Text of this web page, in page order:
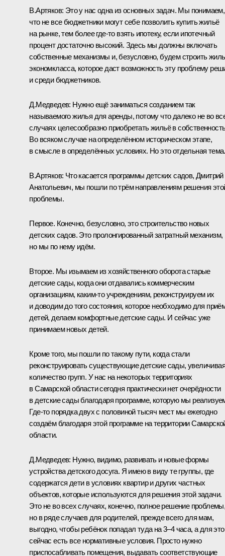
В.Артяков: Это у нас одна из основных задач. Мы понимаем,
что не все бюджетники могут себе позволить купить жильё
на рынке, тем более где‑то взять ипотеку, если ипотечный
процент достаточно высокий. Здесь мы должны включать
собственные механизмы и, безусловно, будем строить
экономкласса, которое даст возможность эту проблему
и среди бюджетников.
Д.Медведев: Нужно ещё заниматься созданием так
называемого жилья для аренды, потому что далеко не во
случаях целесообразно приобретать жильё в
Во всяком случае на определённом историческом этапе,
в смысле в определённых условиях. Но это отдельная тема.
В.Артяков: Что касается программы детских садов, Дмитрий
Анатольевич, мы пошли по трём направлениям решения
проблемы.
Первое. Конечно, безусловно, это строительство новых
детских садов. Это пролонгированный затратный механизм,
но мы по нему идём.
Второе. Мы изымаем из хозяйственного оборота старые
детские сады, когда они отдавались коммерческим
организациям, каким‑то учреждениям, реконструируем их
и доводим до того состояния, которое необходимо для
детей, делаем комфортные детские сады. И сейчас уже
принимаем новых детей.
Кроме того, мы пошли по такому пути, когда стали
реконструировать существующие детские сады, увеличивая
количество групп. У нас на некоторых территориях
в Самарской области сегодня практически нет очерёдности
в детские сады благодаря программе, которую мы
Где‑то порядка двух с половиной тысяч мест мы ежегодно
создаём благодаря этой программе на территории
области.
Д.Медведев: Нужно, видимо, развивать и новые формы
устройства детского досуга. Я имею в виду те группы, где
содержатся дети в условиях квартир и других частных
объектов, которые используются для решения этой задачи.
Это не во всех случаях, конечно, полное решение
но в ряде случаев для родителей, прежде всего для мам,
выгодно, чтобы ребёнок попадал туда на 3–4 часа, а для
сейчас есть все нормативные условия. Просто нужно
приспосабливать помещения, выдавать соответствующие